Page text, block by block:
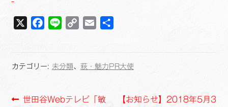
X
o
e
y
n
i
カテゴリー: 未分類、 萩・魅力PR大使
投前
世田谷Webテレビ「敏 次
【お知らせ】2018年5月3